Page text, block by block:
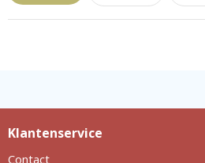
Klantenservice
Contact